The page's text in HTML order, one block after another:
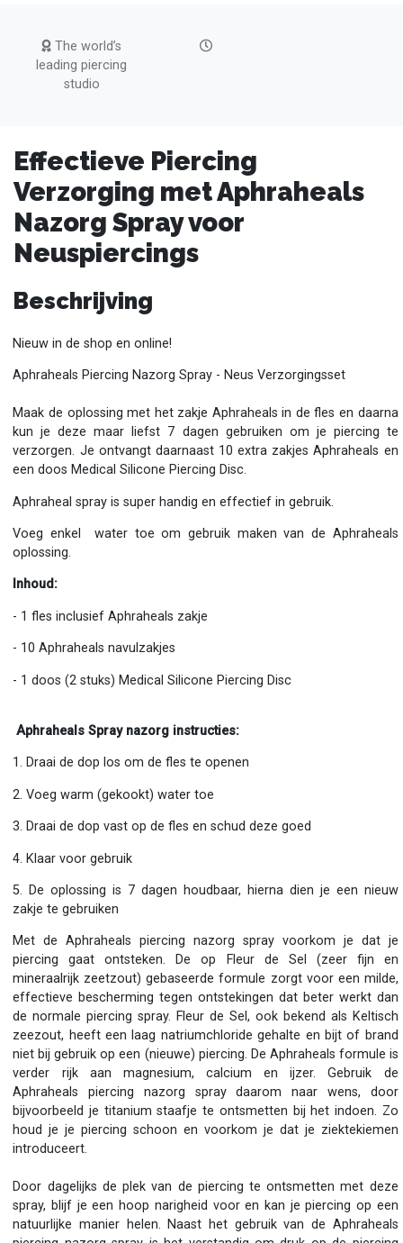
The world’s
leading piercing
studio
Effectieve Piercing
Verzorging met Aphraheals
Nazorg Spray voor
Neuspiercings
Beschrijving
Nieuw in de shop en online!
Aphraheals Piercing Nazorg Spray - Neus Verzorgingsset
Maak de oplossing met het zakje Aphraheals in de fles en daarna
kun je deze maar liefst 7 dagen gebruiken om je piercing te
verzorgen. Je ontvangt daarnaast 10 extra zakjes Aphraheals en
een doos Medical Silicone Piercing Disc.
Aphraheal spray is super handig en effectief in gebruik.
Voeg enkel water toe om gebruik maken van de Aphraheals
oplossing.
Inhoud:
- 1 fles inclusief Aphraheals zakje
- 10 Aphraheals navulzakjes
- 1 doos (2 stuks) Medical Silicone Piercing Disc
Aphraheals Spray nazorg instructies:
1. Draai de dop los om de fles te openen
2. Voeg warm (gekookt) water toe
3. Draai de dop vast op de fles en schud deze goed
4. Klaar voor gebruik
5. De oplossing is 7 dagen houdbaar, hierna dien je een nieuw
zakje te gebruiken
Met de Aphraheals piercing nazorg spray voorkom je dat je
piercing gaat ontsteken. De op Fleur de Sel (zeer fijn en
mineraalrijk zeetzout) gebaseerde formule zorgt voor een milde,
effectieve bescherming tegen ontstekingen dat beter werkt dan
de normale piercing spray. Fleur de Sel, ook bekend als Keltisch
zeezout, heeft een laag natriumchloride gehalte en bijt of brand
niet bij gebruik op een (nieuwe) piercing. De Aphraheals formule is
verder rijk aan magnesium, calcium en ijzer. Gebruik de
Aphraheals piercing nazorg spray daarom naar wens, door
bijvoorbeeld je titanium staafje te ontsmetten bij het indoen. Zo
houd je je piercing schoon en voorkom je dat je ziektekiemen
introduceert.
Door dagelijks de plek van de piercing te ontsmetten met deze
spray, blijf je een hoop narigheid voor en kan je piercing op een
natuurlijke manier helen. Naast het gebruik van de Aphraheals